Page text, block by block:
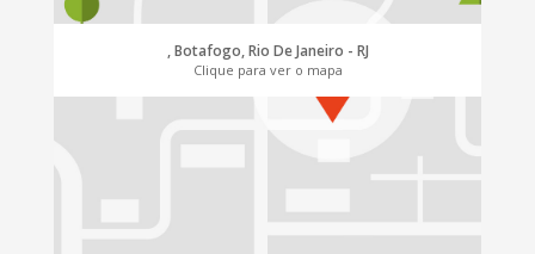
, Botafogo, Rio De Janeiro - RJ
Clique para ver o mapa